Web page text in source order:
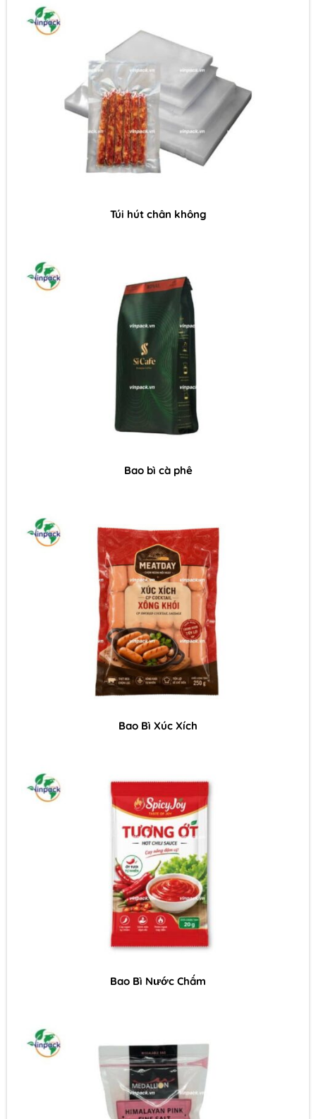
Túi hút chân không
Bao bì cà phê
Bao Bì Xúc Xích
Bao Bì Nước Chấm